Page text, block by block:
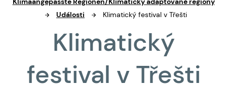
Události
Klimatický festival v Třešti
Klimatický
festival v Třešti